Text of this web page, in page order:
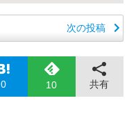
次の投稿
0 10 共有